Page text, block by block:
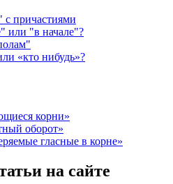
причастиями
или "в начале"?
«кто нибудь»?
корни»
оборот»
гласные в корне»
на сайте